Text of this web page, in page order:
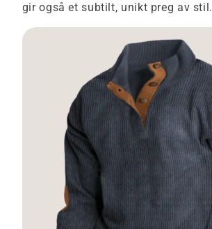
gir også et subtilt, unikt preg av stil.